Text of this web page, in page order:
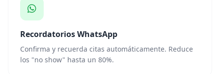
Recordatorios WhatsApp
Confirma y recuerda citas automáticamente. Reduce
los "no show" hasta un 80%.